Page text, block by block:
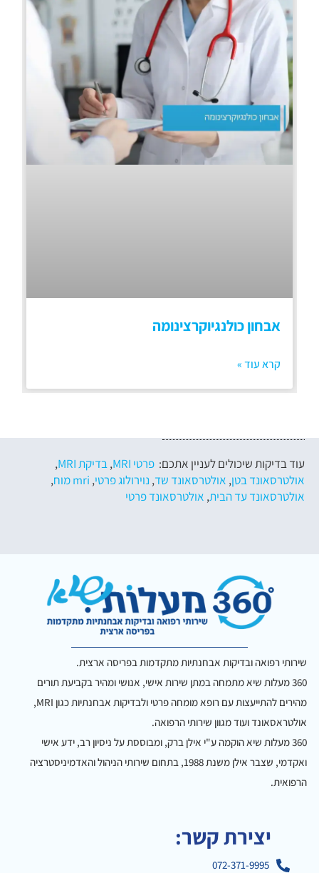
אבחון כולנגיוקרצינומה
קרא עוד »
עוד בדיקות שיכולים לעניין אתכם: פרטי MRI ,בדיקת MRI
,
אולטרסאונד בטן, אולטרסאונד שד, נוירולוג פרטי, mri מוח
,
אולטרסאונד עד הבית, אולטרסאונד פרטי
שירותי רפואה ובדיקות אבחנתיות מתקדמות בפריסה ארצית.
360 מעלות שיא מתמחה במתן שירות אישי, אנושי ומהיר בקביעת תורים
מהירים להתייעצות עם רופא מומחה פרטי ולבדיקות אבחנתיות כגון MRI,
אולטראסאונד ועוד מגוון שירותי הרפואה.
360 מעלות שיא הוקמה ע"י אילן ברק, ומבוססת על ניסיון רב, ידע אישי
ואקדמי, שצבר אילן משנת 1988, בתחום שירותי הניהול והאדמיניסטרציה
הרפואית.
יצירת קשר:
072-371-9995